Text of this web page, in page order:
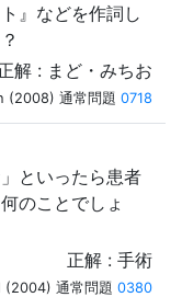
』などを作詞し
解 : まど・みちお
(2008) 通常問題 0718
といったら患者
のことでしょ
正解 : 手術
通常問題 0380